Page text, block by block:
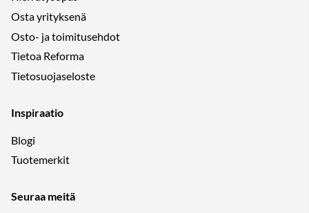
Osta yrityksenä
Osto- ja toimitusehdot
Tietoa Reforma
Tietosuojaseloste
Inspiraatio
Blogi
Tuotemerkit
Seuraa meitä